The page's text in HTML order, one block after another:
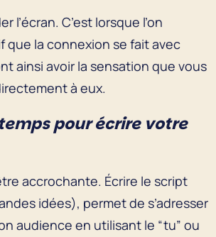
l’écran. C’est lorsque l’on
que la connexion se fait avec
ainsi avoir la sensation que vous
à eux.
pour écrire votre
accrochante. Écrire le script
idées), permet de s’adresser
audience en utilisant le “tu” ou